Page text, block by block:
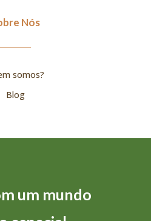
Nós
somos?
Blog
um mundo